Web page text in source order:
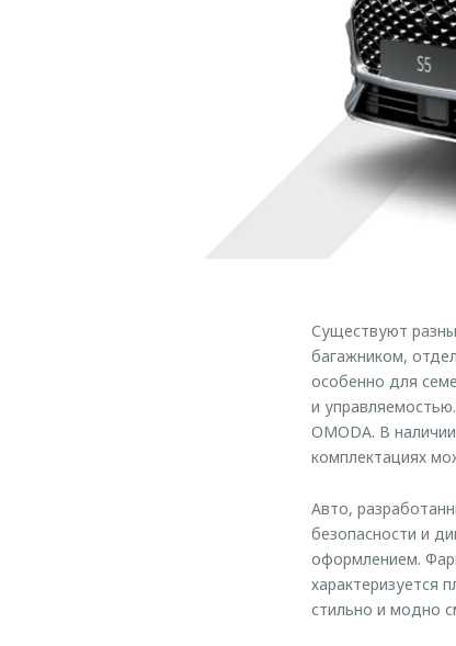
Существуют
багажником,
особенно для
и
OMODA. В
комплектациях
Авто,
безопасности и
оформлением.
характеризуется
стильно и модно